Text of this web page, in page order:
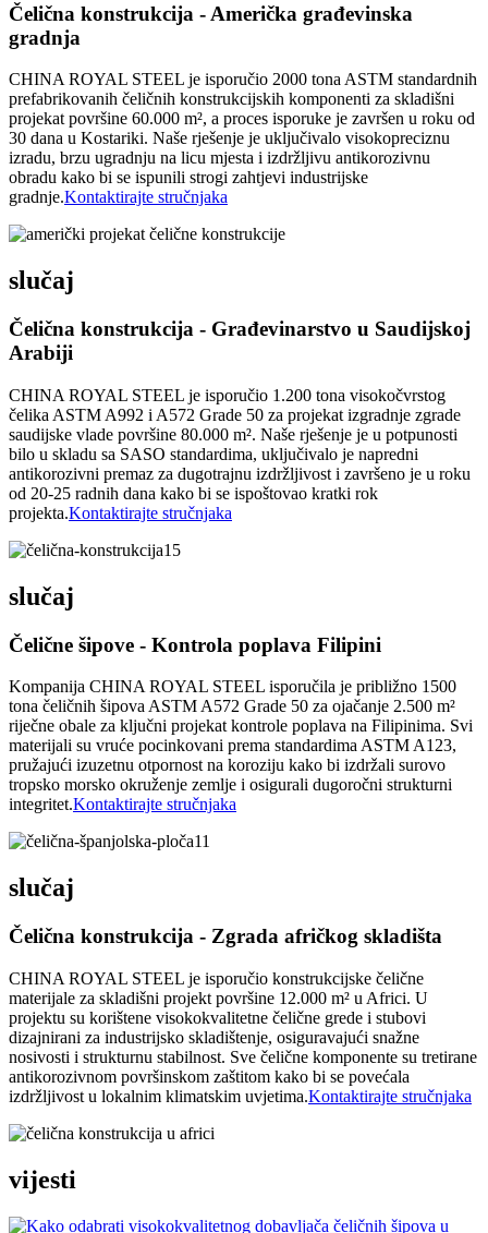
Čelična konstrukcija - Američka građevinska
gradnja
CHINA ROYAL STEEL je isporučio 2000 tona ASTM standardnih
prefabrikovanih čeličnih konstrukcijskih komponenti za skladišni
projekat površine 60.000 m², a proces isporuke je završen u roku od
30 dana u Kostariki. Naše rješenje je uključivalo visokopreciznu
izradu, brzu ugradnju na licu mjesta i izdržljivu antikorozivnu
obradu kako bi se ispunili strogi zahtjevi industrijske
gradnje.Kontaktirajte stručnjaka
slučaj
Čelična konstrukcija - Građevinarstvo u Saudijskoj
Arabiji
CHINA ROYAL STEEL je isporučio 1.200 tona visokočvrstog
čelika ASTM A992 i A572 Grade 50 za projekat izgradnje zgrade
saudijske vlade površine 80.000 m². Naše rješenje je u potpunosti
bilo u skladu sa SASO standardima, uključivalo je napredni
antikorozivni premaz za dugotrajnu izdržljivost i završeno je u roku
od 20-25 radnih dana kako bi se ispoštovao kratki rok
projekta.Kontaktirajte stručnjaka
slučaj
Čelične šipove - Kontrola poplava Filipini
Kompanija CHINA ROYAL STEEL isporučila je približno 1500
tona čeličnih šipova ASTM A572 Grade 50 za ojačanje 2.500 m²
riječne obale za ključni projekat kontrole poplava na Filipinima. Svi
materijali su vruće pocinkovani prema standardima ASTM A123,
pružajući izuzetnu otpornost na koroziju kako bi izdržali surovo
tropsko morsko okruženje zemlje i osigurali dugoročni strukturni
integritet.Kontaktirajte stručnjaka
slučaj
Čelična konstrukcija - Zgrada afričkog skladišta
CHINA ROYAL STEEL je isporučio konstrukcijske čelične
materijale za skladišni projekt površine 12.000 m² u Africi. U
projektu su korištene visokokvalitetne čelične grede i stubovi
dizajnirani za industrijsko skladištenje, osiguravajući snažne
nosivosti i strukturnu stabilnost. Sve čelične komponente su tretirane
antikorozivnom površinskom zaštitom kako bi se povećala
izdržljivost u lokalnim klimatskim uvjetima.Kontaktirajte stručnjaka
vijesti